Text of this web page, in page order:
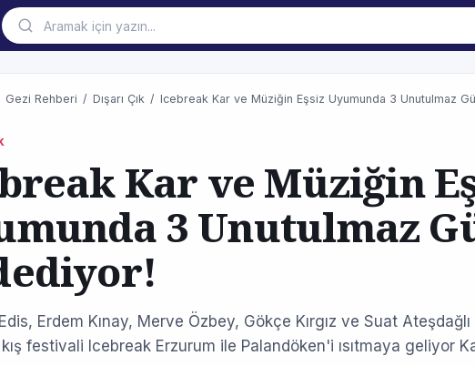
Gezi Rehberi / Dışarı Çık / Icebreak Kar ve Müziğin Eşsiz Uyumunda 3 Unutulmaz
Kar ve Müziğin
3 Unutulmaz
Erdem Kınay, Merve Özbey, Gökçe Kırgız ve Suat
festivali Icebreak Erzurum ile Palandöken'i ısıtmaya geliyor